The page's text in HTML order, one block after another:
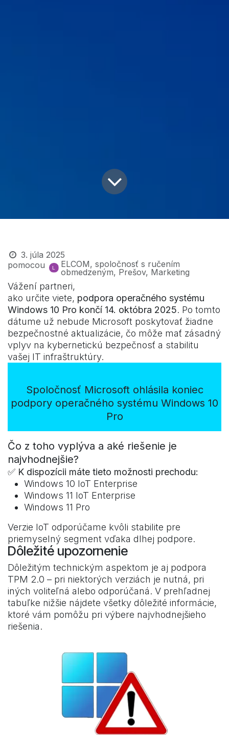
3. júla 2025
pomocou
ELCOM, spoločnosť s ručením
obmedzeným, Prešov, Marketing
Vážení partneri,
ako určite viete, podpora operačného systému
Windows 10 Pro končí 14. októbra 2025. Po tomto
dátume už nebude Microsoft poskytovať žiadne
bezpečnostné aktualizácie, čo môže mať zásadný
vplyv na kybernetickú bezpečnosť a stabilitu
vašej IT infraštruktúry.
Spoločnosť Microsoft ohlásila koniec
podpory operačného systému Windows 10
Pro
Čo z toho vyplýva a aké riešenie je
najvhodnejšie?
✅ K dispozícii máte tieto možnosti prechodu:
Windows 10 IoT Enterprise
Windows 11 IoT Enterprise
Windows 11 Pro
Verzie IoT odporúčame kvôli stabilite pre
priemyselný segment vďaka dlhej podpore.
Dôležité upozornenie
Dôležitým technickým aspektom je aj podpora
TPM 2.0 – pri niektorých verziách je nutná, pri
iných voliteľná alebo odporúčaná. V prehľadnej
tabuľke nižšie nájdete všetky dôležité informácie,
ktoré vám pomôžu pri výbere najvhodnejšieho
riešenia.